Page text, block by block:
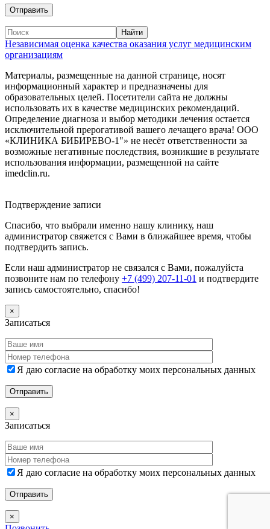
Независимая оценка качества оказания услуг медицинским
организациям
Материалы, размещенные на данной странице, носят
информационный характер и предназначены для
образовательных целей. Посетители сайта не должны
использовать их в качестве медицинских рекомендаций.
Определение диагноза и выбор методики лечения остается
исключительной прерогативой вашего лечащего врача! ООО
«КЛИНИКА БИБИРЕВО-1"» не несёт ответственности за
возможные негативные последствия, возникшие в результате
использования информации, размещенной на сайте
imedclin.ru.
Подтверждение записи
Спасибо, что выбрали именно нашу клинику, наш
администратор свяжется с Вами в ближайшее время, чтобы
подтвердить запись.
Если наш администратор не связался с Вами, пожалуйста
позвоните нам по телефону +7 (499) 207-11-01 и подтвердите
запись самостоятельно, спасибо!
×
Записаться
Я даю согласие на обработку моих персональных данных
×
Записаться
Я даю согласие на обработку моих персональных данных
×